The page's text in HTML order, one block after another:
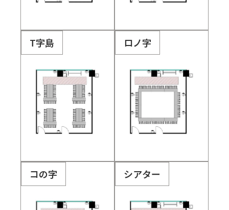
T字島 ロノ字
コの字 シアター